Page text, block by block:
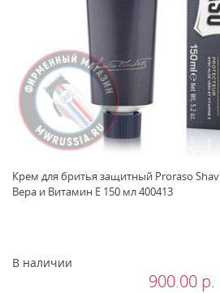
Крем для бритья защитный Proraso
Вера и Витамин E 150 мл 400413
В наличии
900.00 р.